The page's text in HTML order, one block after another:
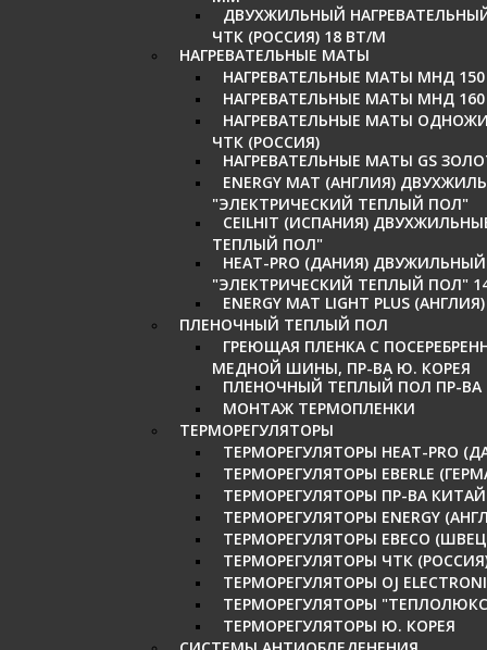
ДВУХЖИЛЬНЫЙ
ЧТК (РОССИЯ) 18 ВТ/М
НАГРЕВАТЕЛЬНЫЕ МАТЫ
НАГРЕВАТЕЛЬНЫЕ МАТЫ МНД
НАГРЕВАТЕЛЬНЫЕ МАТЫ МНД
НАГРЕВАТЕЛЬНЫЕ МАТЫ
ЧТК (РОССИЯ)
НАГРЕВАТЕЛЬНЫЕ МАТЫ GS
ENERGY MAT (АНГЛИЯ)
"ЭЛЕКТРИЧЕСКИЙ ТЕПЛЫЙ ПОЛ"
CEILHIT (ИСПАНИЯ)
ТЕПЛЫЙ ПОЛ"
HEAT-PRO (ДАНИЯ)
"ЭЛЕКТРИЧЕСКИЙ ТЕПЛЫЙ ПОЛ"
ENERGY MAT LIGHT PLUS
ПЛЕНОЧНЫЙ ТЕПЛЫЙ ПОЛ
ГРЕЮЩАЯ ПЛЕНКА C
МЕДНОЙ ШИНЫ, ПР-ВА Ю. КОРЕЯ
ПЛЕНОЧНЫЙ ТЕПЛЫЙ ПОЛ ПР-ВА
МОНТАЖ ТЕРМОПЛЕНКИ
ТЕРМОРЕГУЛЯТОРЫ
ТЕРМОРЕГУЛЯТОРЫ HEAT-PRO
ТЕРМОРЕГУЛЯТОРЫ EBERLE
ТЕРМОРЕГУЛЯТОРЫ ПР-ВА КИТАЙ
ТЕРМОРЕГУЛЯТОРЫ ENERGY
ТЕРМОРЕГУЛЯТОРЫ EBECO
ТЕРМОРЕГУЛЯТОРЫ ЧТК
ТЕРМОРЕГУЛЯТОРЫ OJ
ТЕРМОРЕГУЛЯТОРЫ
ТЕРМОРЕГУЛЯТОРЫ Ю. КОРЕЯ